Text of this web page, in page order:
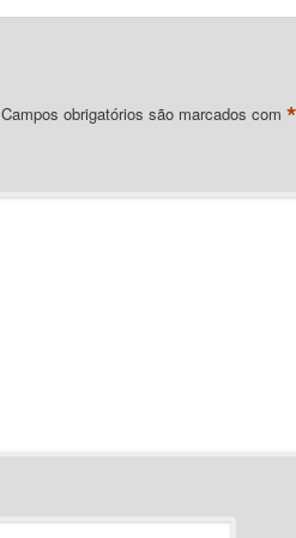
Campos obrigatórios são marcados com *